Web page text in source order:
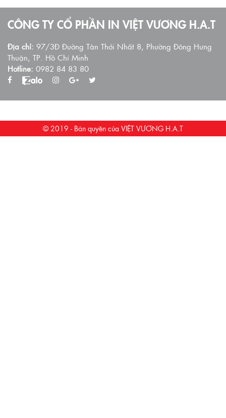
CÔNG TY CỔ PHẦN IN VIỆT VƯƠNG H.A.T
Địa chỉ: 97/3Đ Đường Tân Thới Nhất 8, Phường Đông Hưng
Thuận, TP. Hồ Chí Minh
Hotline: 0982 84 83 80
© 2019 - Bản quyền của VIỆT VƯƠNG H.A.T